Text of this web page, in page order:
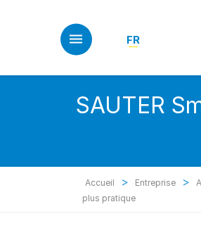
FR
SAUTER
Accueil > Entreprise >
plus pratique